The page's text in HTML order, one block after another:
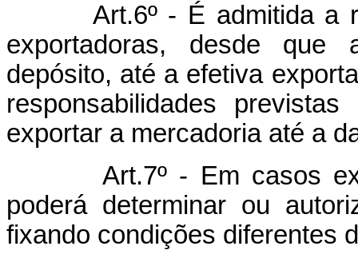
Art.6º - É admitida a
exportadoras, desde que
depósito, até a efetiva
responsabilidades
exportar a mercadoria até a
Art.7º - Em casos
poderá determinar ou
fixando condições diferentes